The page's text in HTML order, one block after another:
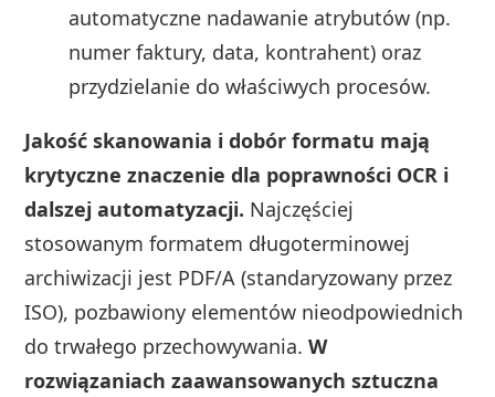
automatyczne nadawanie atrybutów (np.
numer faktury, data, kontrahent) oraz
przydzielanie do właściwych procesów.
Jakość skanowania i dobór formatu mają
krytyczne znaczenie dla poprawności OCR i
dalszej automatyzacji. Najczęściej
stosowanym formatem długoterminowej
archiwizacji jest PDF/A (standaryzowany przez
ISO), pozbawiony elementów nieodpowiednich
do trwałego przechowywania.W
rozwiązaniach zaawansowanych sztuczna